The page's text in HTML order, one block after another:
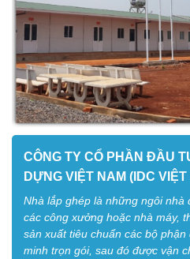
CÔNG TY CỔ PHẦN ĐẦU
DỰNG VIỆT NAM (IDC
Nhà lắp ghép là những ngôi nhà
các công xưởng hoặc nhà máy,
sản xuất tiêu chuẩn các bộ
minh trọn gói, sau đó được vận